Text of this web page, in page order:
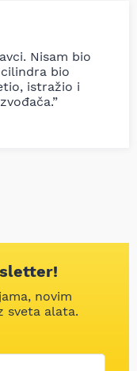
Nisam bio
bio
istražio i
novim
sveta alata.